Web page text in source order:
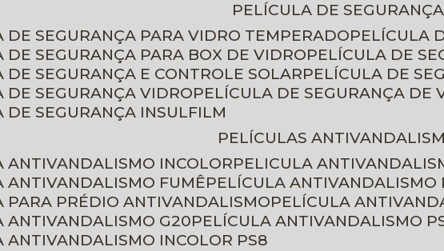
PELÍCULA DE SEGURANÇA
DE SEGURANÇA PARA VIDRO TEMPERADO
PELÍCULA
DE SEGURANÇA PARA BOX DE VIDRO
PELÍCULA DE
DE SEGURANÇA E CONTROLE SOLAR
PELÍCULA DE
DE SEGURANÇA VIDRO
PELÍCULA DE SEGURANÇA
DE SEGURANÇA INSULFILM
PELÍCULAS
ANTIVANDALISMO INCOLOR
PELICULA
ANTIVANDALISMO FUMÊ
PELÍCULA ANTIVANDALISMO
PARA PRÉDIO ANTIVANDALISMO
PELÍCULA
ANTIVANDALISMO G20
PELÍCULA ANTIVANDALISMO
ANTIVANDALISMO INCOLOR PS8